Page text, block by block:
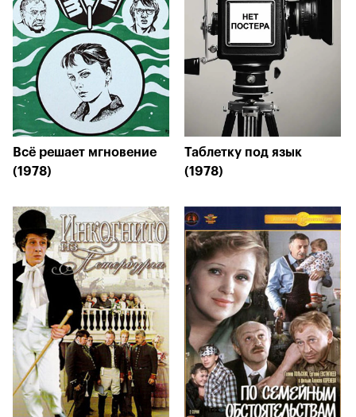
Всё решает мгновение
(1978)
Таблетку под язык
(1978)